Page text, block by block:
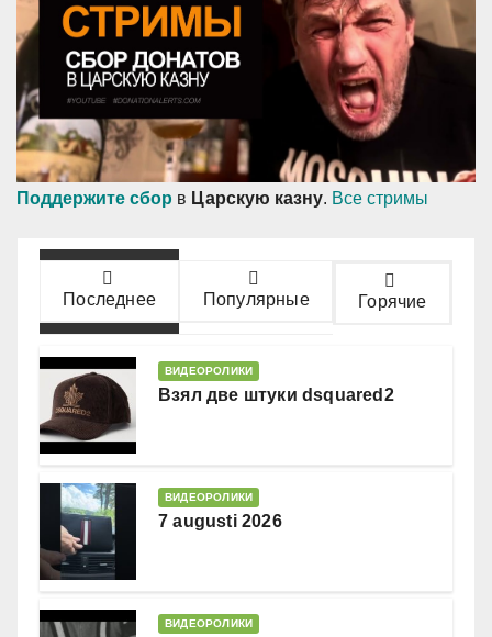
Поддержите сбор в Царскую казну. Все стримы
Последнее Популярные Горячие
ВИДЕОРОЛИКИ
Взял две штуки dsquared2
ВИДЕОРОЛИКИ
7 augusti 2026
ВИДЕОРОЛИКИ